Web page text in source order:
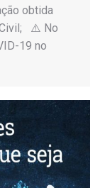
obtida
Civil; ⚠️ No
19 no